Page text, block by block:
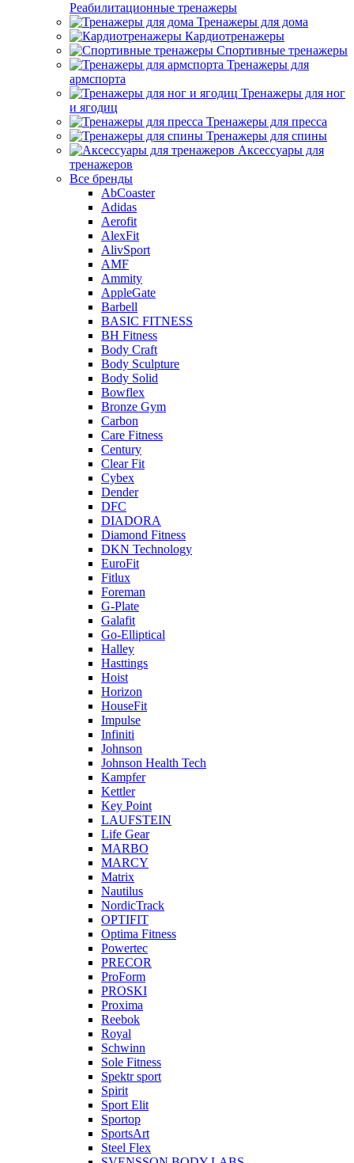
Реабилитационные тренажеры
Тренажеры для дома
Кардиотренажеры
Спортивные тренажеры
Тренажеры для
армспорта
Тренажеры для ног
и ягодиц
Тренажеры для пресса
Тренажеры для спины
Аксессуары для
тренажеров
Все бренды
AbCoaster
Adidas
Aerofit
AlexFit
AlivSport
AMF
Ammity
AppleGate
Barbell
BASIC FITNESS
BH Fitness
Body Craft
Body Sculpture
Body Solid
Bowflex
Bronze Gym
Carbon
Care Fitness
Century
Clear Fit
Cybex
Dender
DFC
DIADORA
Diamond Fitness
DKN Technology
EuroFit
Fitlux
Foreman
G-Plate
Galafit
Go-Elliptical
Halley
Hasttings
Hoist
Horizon
HouseFit
Impulse
Infiniti
Johnson
Johnson Health Tech
Kampfer
Kettler
Key Point
LAUFSTEIN
Life Gear
MARBO
MARCY
Matrix
Nautilus
NordicTrack
OPTIFIT
Optima Fitness
Powertec
PRECOR
ProForm
PROSKI
Proxima
Reebok
Royal
Schwinn
Sole Fitness
Spektr sport
Spirit
Sport Elit
Sportop
SportsArt
Steel Flex